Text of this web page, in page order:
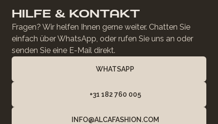
HILFE & KONTAKT
Fragen? Wir helfen Ihnen gerne weiter. Chatten Sie
einfach über WhatsApp, oder rufen Sie uns an oder
senden Sie eine E-Mail direkt.
WHATSAPP
+31 182 760 005
INFO@ALCAFASHION.COM